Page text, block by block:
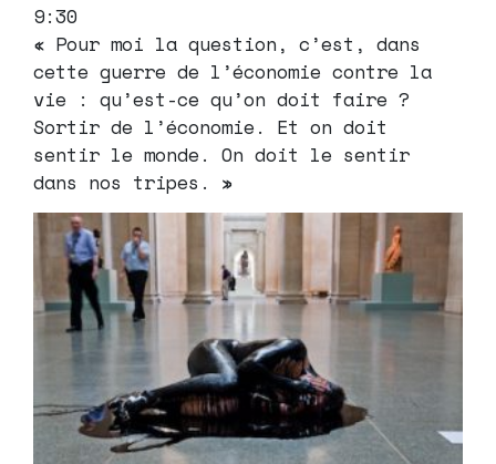
9:30
« Pour moi la question, c’est, dans
cette guerre de l’économie contre la
vie : qu’est-ce qu’on doit faire ?
Sortir de l’économie. Et on doit
sentir le monde. On doit le sentir
dans nos tripes. »